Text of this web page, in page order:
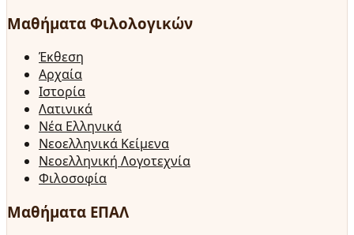
Μαθήματα Φιλολογικών
Έκθεση
Αρχαία
Ιστορία
Λατινικά
Νέα Ελληνικά
Νεοελληνικά Κείμενα
Νεοελληνική Λογοτεχνία
Φιλοσοφία
Μαθήματα ΕΠΑΛ